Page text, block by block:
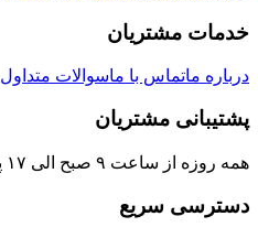
خدمات مشتریان
درباره ماتماس با ماسوالات متداول
پشتیبانی مشتریان
همه روزه از ساعت ۹ صبح الی ۱۷ پاسخگوی شما هستیم.
دسترسی سریع